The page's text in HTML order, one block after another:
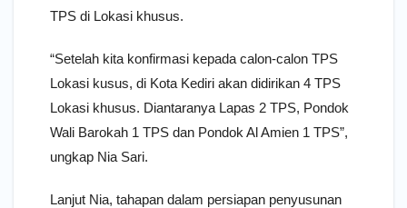
TPS di Lokasi khusus.
“Setelah kita konfirmasi kepada calon-calon TPS
Lokasi kusus, di Kota Kediri akan didirikan 4 TPS
Lokasi khusus. Diantaranya Lapas 2 TPS, Pondok
Wali Barokah 1 TPS dan Pondok Al Amien 1 TPS”,
ungkap Nia Sari.
Lanjut Nia, tahapan dalam persiapan penyusunan